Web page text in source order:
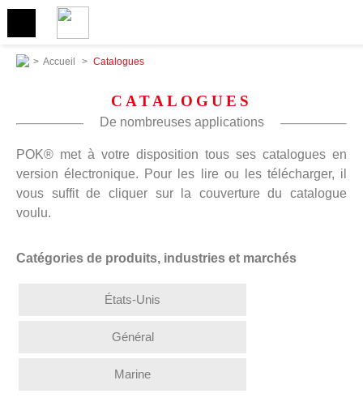
> Accueil > Catalogues
CATALOGUES
De nombreuses applications
POK® met à votre disposition tous ses catalogues en
version électronique. Pour les lire ou les télécharger, il
vous suffit de cliquer sur la couverture du catalogue
voulu.
Catégories de produits, industries et marchés
États-Unis
Général
Marine